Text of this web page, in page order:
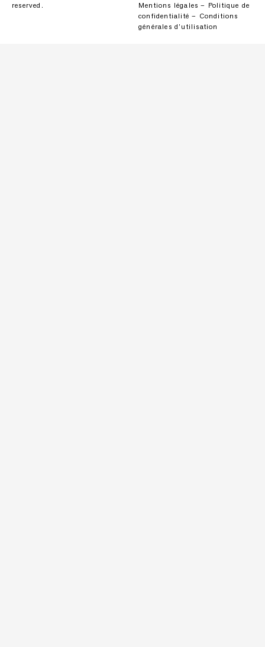
reserved.
Mentions légales – Politique de
confidentialité – Conditions
générales d’utilisation